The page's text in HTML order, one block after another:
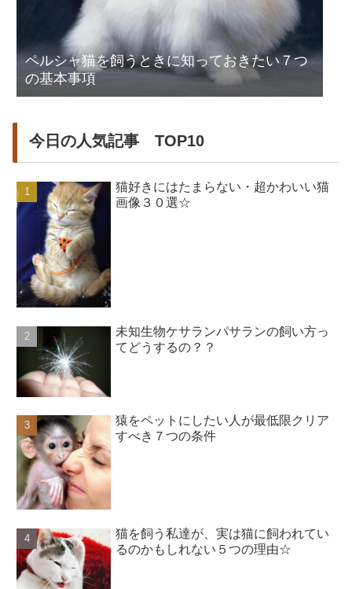
ペルシャ猫を飼うときに知っておきたい７つ
の基本事項
今日の人気記事 TOP10
猫好きにはたまらない・超かわいい猫
画像３０選☆
未知生物ケサランパサランの飼い方っ
てどうするの？？
猿をペットにしたい人が最低限クリア
すべき７つの条件
猫を飼う私達が、実は猫に飼われてい
るのかもしれない５つの理由☆